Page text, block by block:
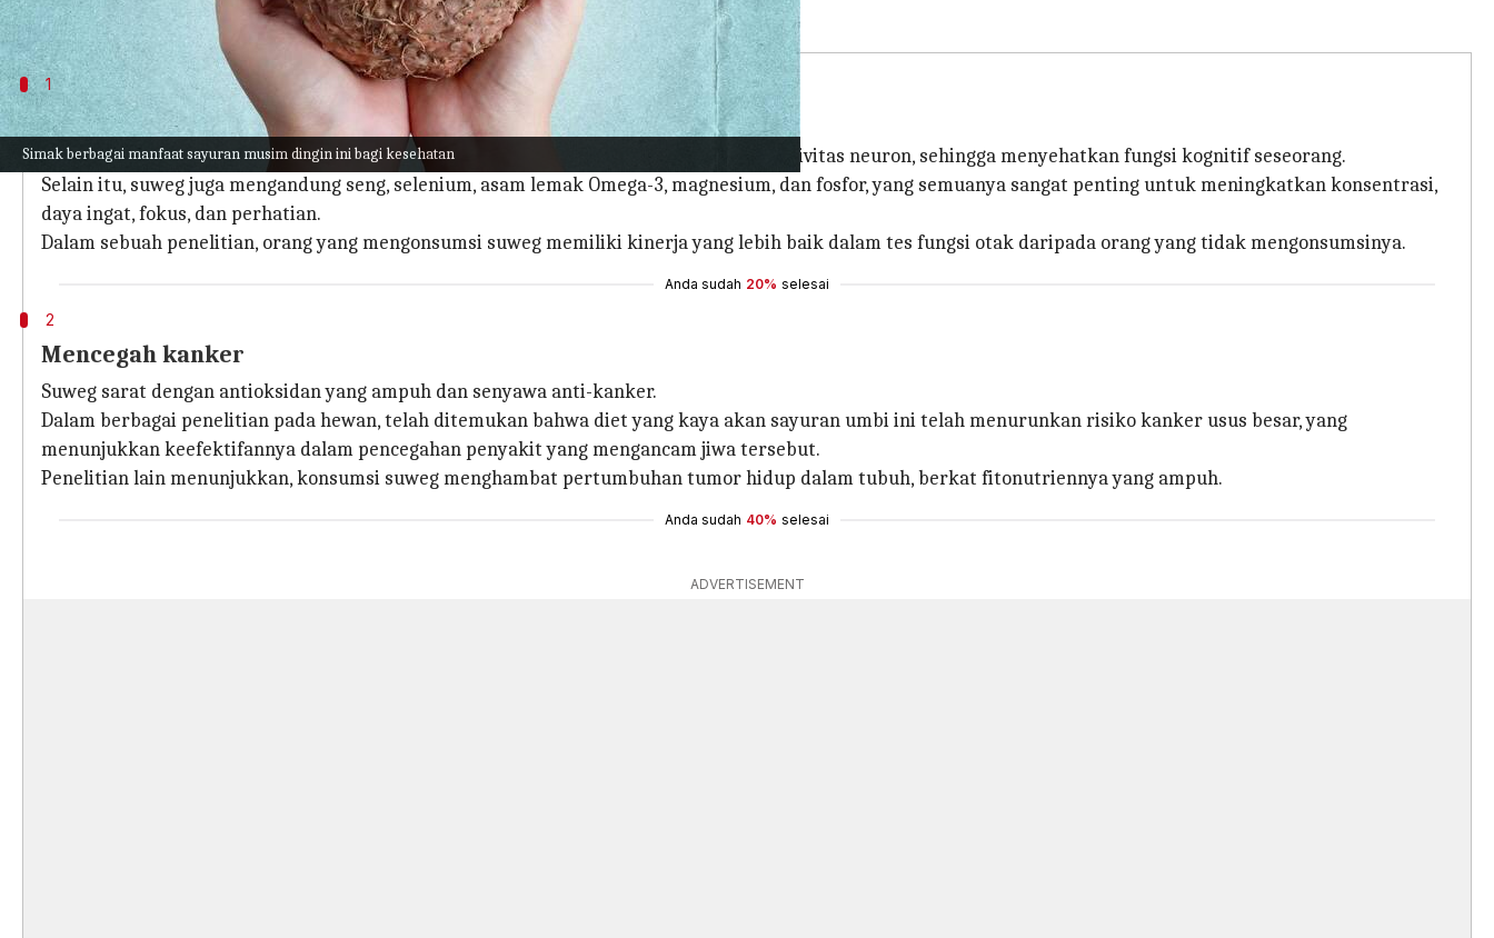
Simak berbagai manfaat sayuran musim dingin ini bagi kesehatan
1
Menyehatkan otak
Suweg mengandung diosgenin, yang dikenal dapat meningkatkan pertumbuhan dan aktivitas neuron, sehingga menyehatkan fungsi kognitif seseorang.
Selain itu, suweg juga mengandung seng, selenium, asam lemak Omega-3, magnesium, dan fosfor, yang semuanya sangat penting untuk meningkatkan konsentrasi,
daya ingat, fokus, dan perhatian.
Dalam sebuah penelitian, orang yang mengonsumsi suweg memiliki kinerja yang lebih baik dalam tes fungsi otak daripada orang yang tidak mengonsumsinya.
Anda sudah 20% selesai
2
Mencegah kanker
Suweg sarat dengan antioksidan yang ampuh dan senyawa anti-kanker.
Dalam berbagai penelitian pada hewan, telah ditemukan bahwa diet yang kaya akan sayuran umbi ini telah menurunkan risiko kanker usus besar, yang
menunjukkan keefektifannya dalam pencegahan penyakit yang mengancam jiwa tersebut.
Penelitian lain menunjukkan, konsumsi suweg menghambat pertumbuhan tumor hidup dalam tubuh, berkat fitonutriennya yang ampuh.
Anda sudah 40% selesai
ADVERTISEMENT